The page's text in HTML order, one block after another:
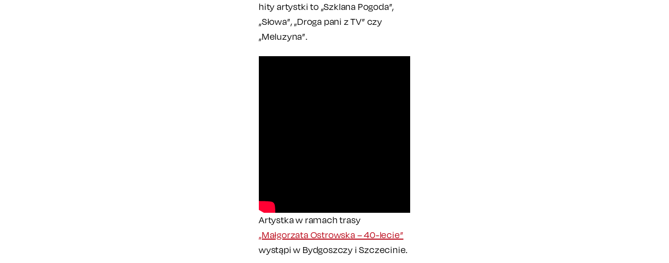
hity artystki to „Szklana Pogoda”,
„Słowa”, „Droga pani z TV” czy
„Meluzyna”.
Artystka w ramach trasy
„Małgorzata Ostrowska – 40-lecie”
wystąpi w Bydgoszczy i Szczecinie.